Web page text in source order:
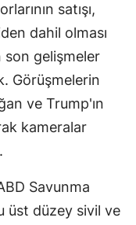
satışı,
dahil olması
son gelişmeler
Görüşmelerin
ve Trump'ın
kameralar
Savunma
üst düzey sivil ve